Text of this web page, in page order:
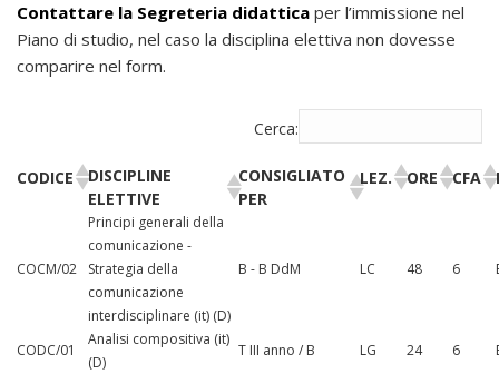
Contattare la Segreteria didattica per l’immissione nel
Piano di studio, nel caso la disciplina elettiva non dovesse
comparire nel form.
Cerca:
CODICE
DISCIPLINE
ELETTIVE
CONSIGLIATO
PER
LEZ. ORE CFA
COCM/02
Principi generali della
comunicazione -
Strategia della
comunicazione
interdisciplinare (it) (D)
B - B DdM LC 48 6
CODC/01
Analisi compositiva (it)
(D)
T III anno / B LG 24 6